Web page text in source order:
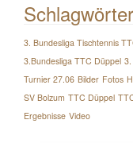
Schlagwörter
3. Bundesliga Tischtennis
3.Bundesliga TTC Düppel
Turnier 27.06 Bilder Fotos
SV Bolzum TTC Düppel
Ergebnisse Video